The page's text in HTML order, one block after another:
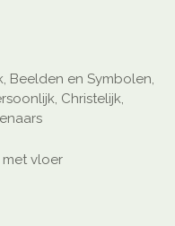
Beelden en Symbolen,
Christelijk,
met vloer